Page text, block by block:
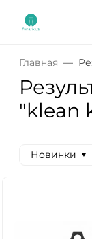
Главная
"klean
Новинки